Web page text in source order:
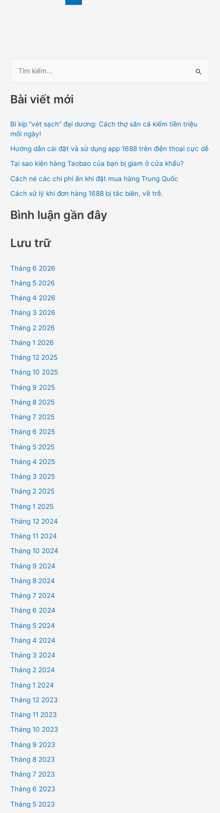
m
i
ế
m
:
Bài viết mới
Bí kíp “vét sạch” đại dương: Cách thợ săn cá kiếm tiền triệu
mỗi ngày!
Hướng dẫn cài đặt và sử dụng app 1688 trên điện thoại cực dễ
Tại sao kiện hàng Taobao của bạn bị giam ở cửa khẩu?
Cách né các chi phí ẩn khi đặt mua hàng Trung Quốc
Cách xử lý khi đơn hàng 1688 bị tắc biên, về trễ.
Bình luận gần đây
Lưu trữ
Tháng 6 2026
Tháng 5 2026
Tháng 4 2026
Tháng 3 2026
Tháng 2 2026
Tháng 1 2026
Tháng 12 2025
Tháng 10 2025
Tháng 9 2025
Tháng 8 2025
Tháng 7 2025
Tháng 6 2025
Tháng 5 2025
Tháng 4 2025
Tháng 3 2025
Tháng 2 2025
Tháng 1 2025
Tháng 12 2024
Tháng 11 2024
Tháng 10 2024
Tháng 9 2024
Tháng 8 2024
Tháng 7 2024
Tháng 6 2024
Tháng 5 2024
Tháng 4 2024
Tháng 3 2024
Tháng 2 2024
Tháng 1 2024
Tháng 12 2023
Tháng 11 2023
Tháng 10 2023
Tháng 9 2023
Tháng 8 2023
Tháng 7 2023
Tháng 6 2023
Tháng 5 2023